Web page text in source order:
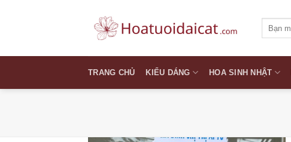
kiếm:
TRANG CHỦ KIỂU DÁNG HOA SINH NHẬT